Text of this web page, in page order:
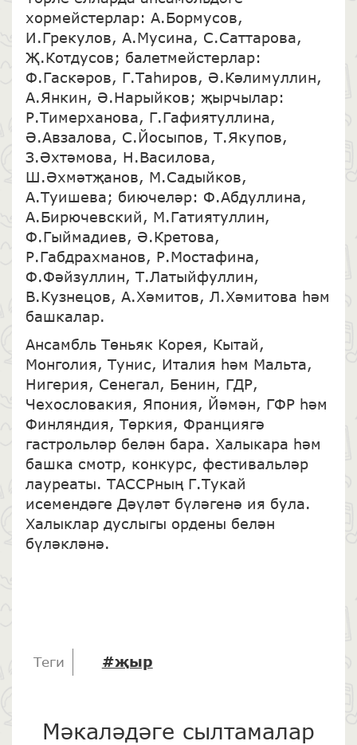
хормейстерлар: А.Бормусов,
И.Грекулов, А.Мусина, С.Саттарова,
Җ.Котдусов; балетмейстерлар:
Ф.Гаскәров, Г.Таһиров, Ә.Кәлимуллин,
А.Янкин, Ә.Нарыйков; җырчылар:
Р.Тимерханова, Г.Гафиятуллина,
Ә.Авзалова, С.Йосыпов, Т.Якупов,
З.Әхтәмова, Н.Василова,
Ш.Әхмәтҗанов, М.Садыйков,
А.Туишева; биючеләр: Ф.Абдуллина,
А.Бирючевский, М.Гатиятуллин,
Ф.Гыймадиев, Ә.Кретова,
Р.Габдрахманов, Р.Мостафина,
Ф.Фәйзуллин, Т.Латыйфуллин,
В.Кузнецов, А.Хәмитов, Л.Хәмитова һәм
башкалар.
Ансамбль Төньяк Корея, Кытай,
Монголия, Тунис, Италия һәм Мальта,
Нигерия, Сенегал, Бенин, ГДР,
Чехословакия, Япония, Йәмән, ГФР һәм
Финляндия, Төркия, Франциягә
гастрольләр белән бара. Халыкара һәм
башка смотр, конкурс, фестивальләр
лауреаты. ТАССРның Г.Тукай
исемендәге Дәүләт бүләгенә ия була.
Халыклар дуслыгы ордены белән
бүләкләнә.
Теги #җыр
Мәкаләдәге сылтамалар